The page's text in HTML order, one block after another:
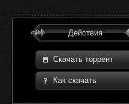
Действия
Скачать торрент
Как скачать